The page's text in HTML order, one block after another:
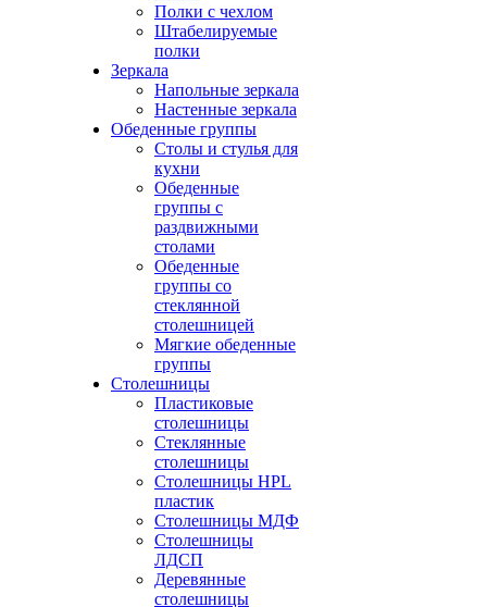
Полки с чехлом
Штабелируемые
полки
Зеркала
Напольные зеркала
Настенные зеркала
Обеденные группы
Столы и стулья для
кухни
Обеденные
группы с
раздвижными
столами
Обеденные
группы со
стеклянной
столешницей
Мягкие обеденные
группы
Столешницы
Пластиковые
столешницы
Стеклянные
столешницы
Столешницы HPL
пластик
Столешницы МДФ
Столешницы
ЛДСП
Деревянные
столешницы